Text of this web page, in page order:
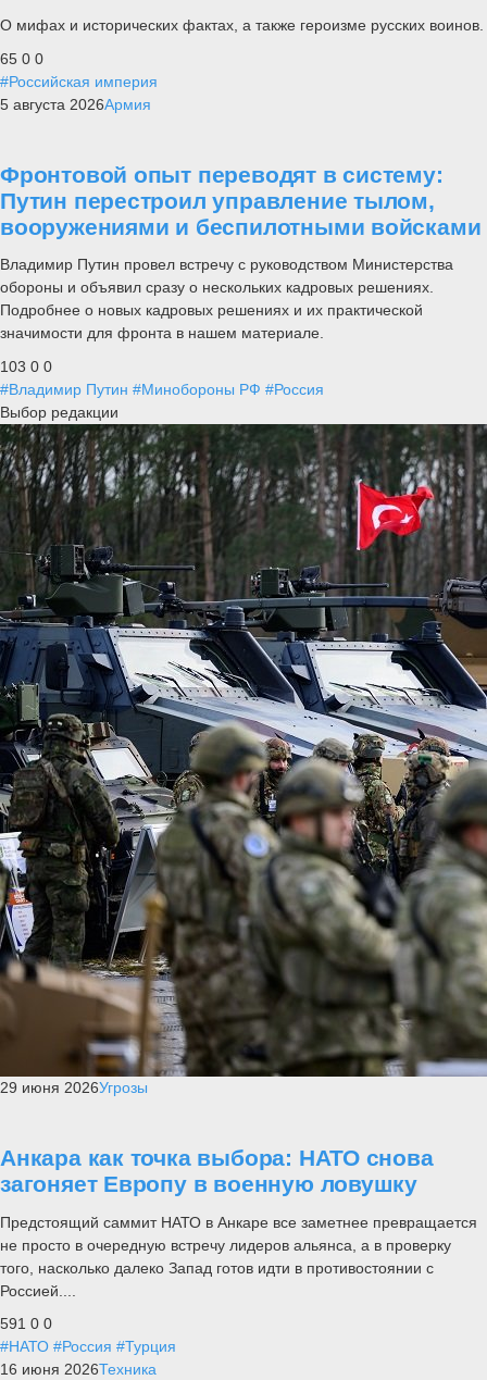
О мифах и исторических фактах, а также героизме русских воинов.
65 0 0
#Российская империя
5 августа 2026Армия
Фронтовой опыт переводят в систему:
Путин перестроил управление тылом,
вооружениями и беспилотными войсками
Владимир Путин провел встречу с руководством Министерства
обороны и объявил сразу о нескольких кадровых решениях.
Подробнее о новых кадровых решениях и их практической
значимости для фронта в нашем материале.
103 0 0
#Владимир Путин #Минобороны РФ #Россия
Выбор редакции
29 июня 2026Угрозы
Анкара как точка выбора: НАТО снова
загоняет Европу в военную ловушку
Предстоящий саммит НАТО в Анкаре все заметнее превращается
не просто в очередную встречу лидеров альянса, а в проверку
того, насколько далеко Запад готов идти в противостоянии с
Россией....
591 0 0
#НАТО #Россия #Турция
16 июня 2026Техника